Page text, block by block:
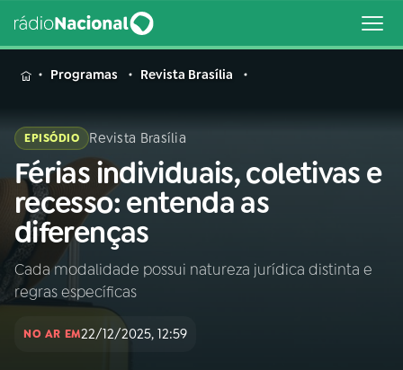
MENU
Buscar
na
Rádio
Nacional
Buscar
AO VIVO
INÍCIO
Programas Revista Brasília
EPISÓDIO Revista Brasília
Férias individuais, coletivas e
recesso: entenda as
diferenças
Cada modalidade possui natureza jurídica distinta e
regras específicas
NO AR EM22/12/2025, 12:59